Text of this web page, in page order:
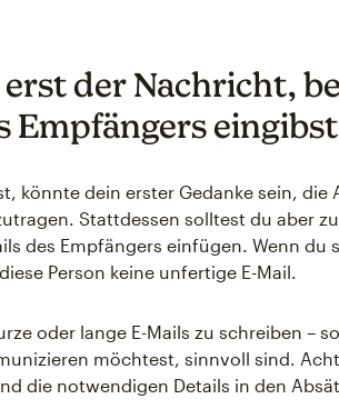
der Nachricht,
Empfängers eingibst
könnte dein erster Gedanke sein, die
Stattdessen solltest du aber
des Empfängers einfügen. Wenn du
Person keine unfertige E-Mail.
oder lange E-Mails zu schreiben –
möchtest, sinnvoll sind.
die notwendigen Details in den